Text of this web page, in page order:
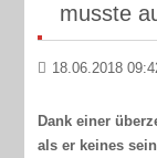
musste
18.06.2018
Dank einer
als er keines